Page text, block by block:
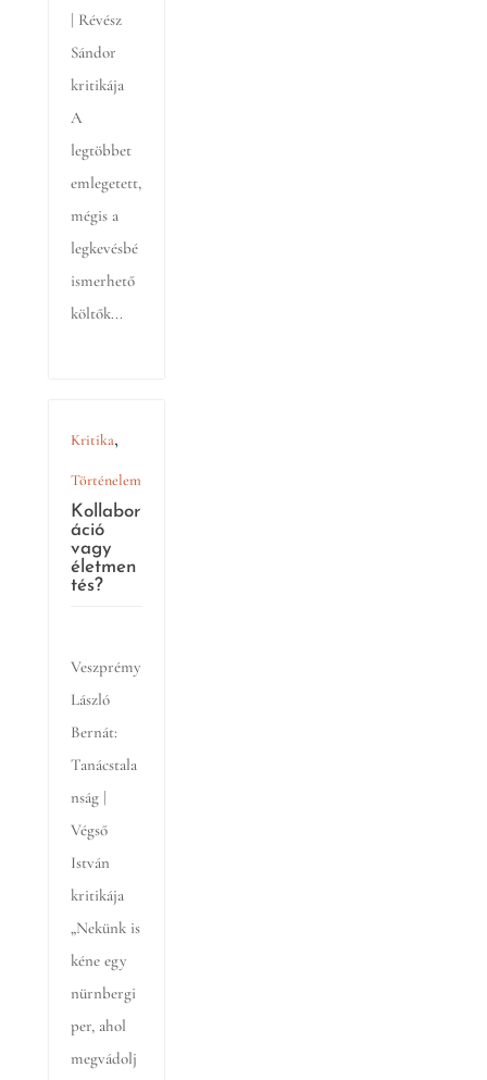
| Révész
Sándor
kritikája
A
legtöbbet
emlegetett,
mégis a
legkevésbé
ismerhető
költők...
Kritika,
Történelem
Kollabor
áció
vagy
életmen
tés?
Veszprémy
László
Bernát:
Tanácstala
nság |
Végső
István
kritikája
„Nekünk is
kéne egy
nürnbergi
per, ahol
megvádolj